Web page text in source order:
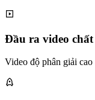
Đầu ra video
Video độ phân giải cao